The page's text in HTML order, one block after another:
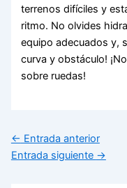
terrenos difíciles y
ritmo. No olvides
equipo adecuados y,
curva y obstáculo!
sobre ruedas!
← Entrada anterior
Entrada siguiente →